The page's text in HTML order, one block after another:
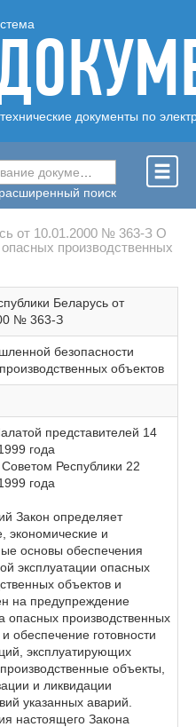
документы по
Введите название документа ...
расширенный поиск
от 10.01.2000 № 363-З О
производственных
Беларусь от
№ 363-З
безопасности
объектов
представителей 14
года
Республики 22
года
Закон определяет
экономические и
основы обеспечения
эксплуатации опасных
объектов и
на предупреждение
опасных производственных
обеспечение готовности
эксплуатирующих
объекты,
и ликвидации
указанных аварий.
настоящего Закона